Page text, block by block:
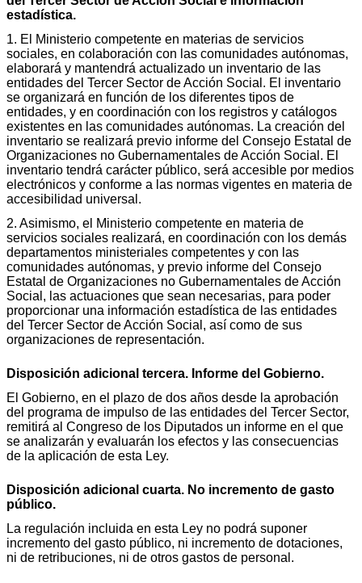
estadística.
1. El Ministerio competente en materias de servicios
sociales, en colaboración con las comunidades autónomas,
elaborará y mantendrá actualizado un inventario de las
entidades del Tercer Sector de Acción Social. El inventario
se organizará en función de los diferentes tipos de
entidades, y en coordinación con los registros y catálogos
existentes en las comunidades autónomas. La creación del
inventario se realizará previo informe del Consejo Estatal de
Organizaciones no Gubernamentales de Acción Social. El
inventario tendrá carácter público, será accesible por medios
electrónicos y conforme a las normas vigentes en materia de
accesibilidad universal.
2. Asimismo, el Ministerio competente en materia de
servicios sociales realizará, en coordinación con los demás
departamentos ministeriales competentes y con las
comunidades autónomas, y previo informe del Consejo
Estatal de Organizaciones no Gubernamentales de Acción
Social, las actuaciones que sean necesarias, para poder
proporcionar una información estadística de las entidades
del Tercer Sector de Acción Social, así como de sus
organizaciones de representación.
Disposición adicional tercera. Informe del Gobierno.
El Gobierno, en el plazo de dos años desde la aprobación
del programa de impulso de las entidades del Tercer Sector,
remitirá al Congreso de los Diputados un informe en el que
se analizarán y evaluarán los efectos y las consecuencias
de la aplicación de esta Ley.
Disposición adicional cuarta. No incremento de gasto
público.
La regulación incluida en esta Ley no podrá suponer
incremento del gasto público, ni incremento de dotaciones,
ni de retribuciones, ni de otros gastos de personal.